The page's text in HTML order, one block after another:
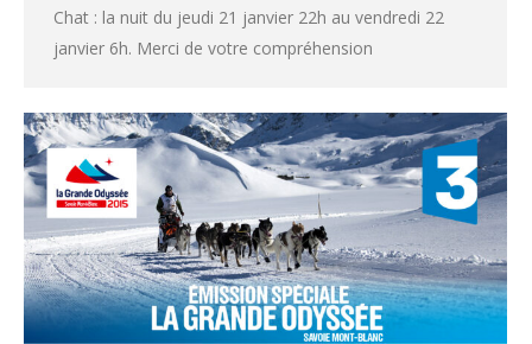
Chat : la nuit du jeudi 21 janvier 22h au vendredi 22
janvier 6h. Merci de votre compréhension